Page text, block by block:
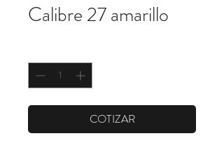
Calibre 27 amarillo
COTIZAR